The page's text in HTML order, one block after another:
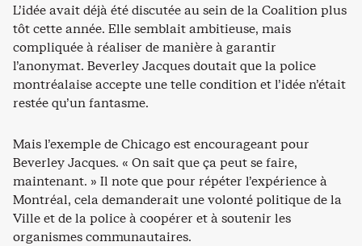
L’idée avait déjà été discutée au sein de la Coalition plus
tôt cette année. Elle semblait ambitieuse, mais
compliquée à réaliser de manière à garantir
l’anonymat. Beverley Jacques doutait que la police
montréalaise accepte une telle condition et l’idée n’était
restée qu’un fantasme.
Mais l’exemple de Chicago est encourageant pour
Beverley Jacques. « On sait que ça peut se faire,
maintenant. » Il note que pour répéter l’expérience à
Montréal, cela demanderait une volonté politique de la
Ville et de la police à coopérer et à soutenir les
organismes communautaires.